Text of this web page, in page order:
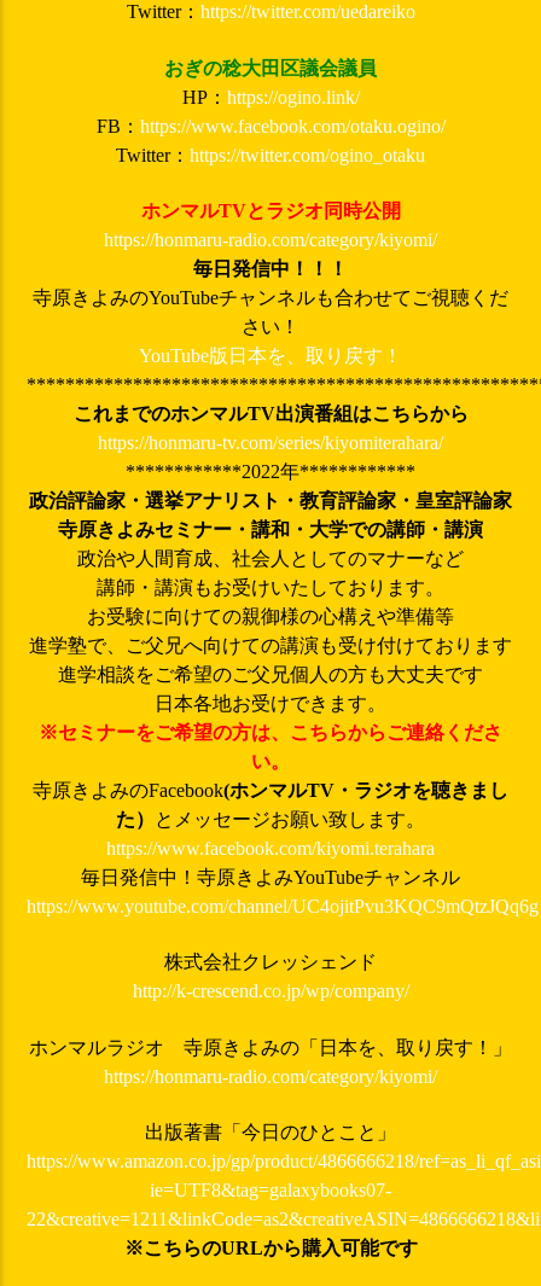
Twitter： https://twitter.com/uedareiko
おぎの稔大田区議会議員
HP： https://ogino.link/
FB： https://www.facebook.com/otaku.ogino/
Twitter： https://twitter.com/ogino_otaku
ホンマルTVとラジオ同時公開
https://honmaru-radio.com/category/kiyomi/
毎日発信中！！！
寺原きよみのYouTubeチャンネルも合わせてご視聴くだ
さい！
YouTube版日本を、取り戻す！
これまでのホンマルTV出演番組はこちらから
https://honmaru-tv.com/series/kiyomiterahara/
************2022年************
政治評論家・選挙アナリスト・教育評論家・皇室評論家
寺原きよみセミナー・講和・大学での講師・講演
政治や人間育成、社会人としてのマナーなど
講師・講演もお受けいたしております。
お受験に向けての親御様の心構えや準備等
進学塾で、ご父兄へ向けての講演も受け付けております
進学相談をご希望のご父兄個人の方も大丈夫です
日本各地お受けできます。
※セミナーをご希望の方は、こちらからご連絡くださ
い。
寺原きよみのFacebook(ホンマルTV・ラジオを聴きまし
た）
とメッセージお願い致します。
https://www.facebook.com/kiyomi.terahara
毎日発信中！寺原きよみYouTubeチャンネル
https://www.youtube.com/channel/UC4ojitPvu3KQC9mQtzJQq6g
株式会社クレッシェンド
http://k-crescend.co.jp/wp/company/
ホンマルラジオ 寺原きよみの「日本を、取り戻す！」
https://honmaru-radio.com/category/kiyomi/
出版著書「今日のひとこと」
https://www.amazon.co.jp/gp/product/4866666218/
ie=UTF8&tag=galaxybooks07-
※こちらのURLから購入可能です